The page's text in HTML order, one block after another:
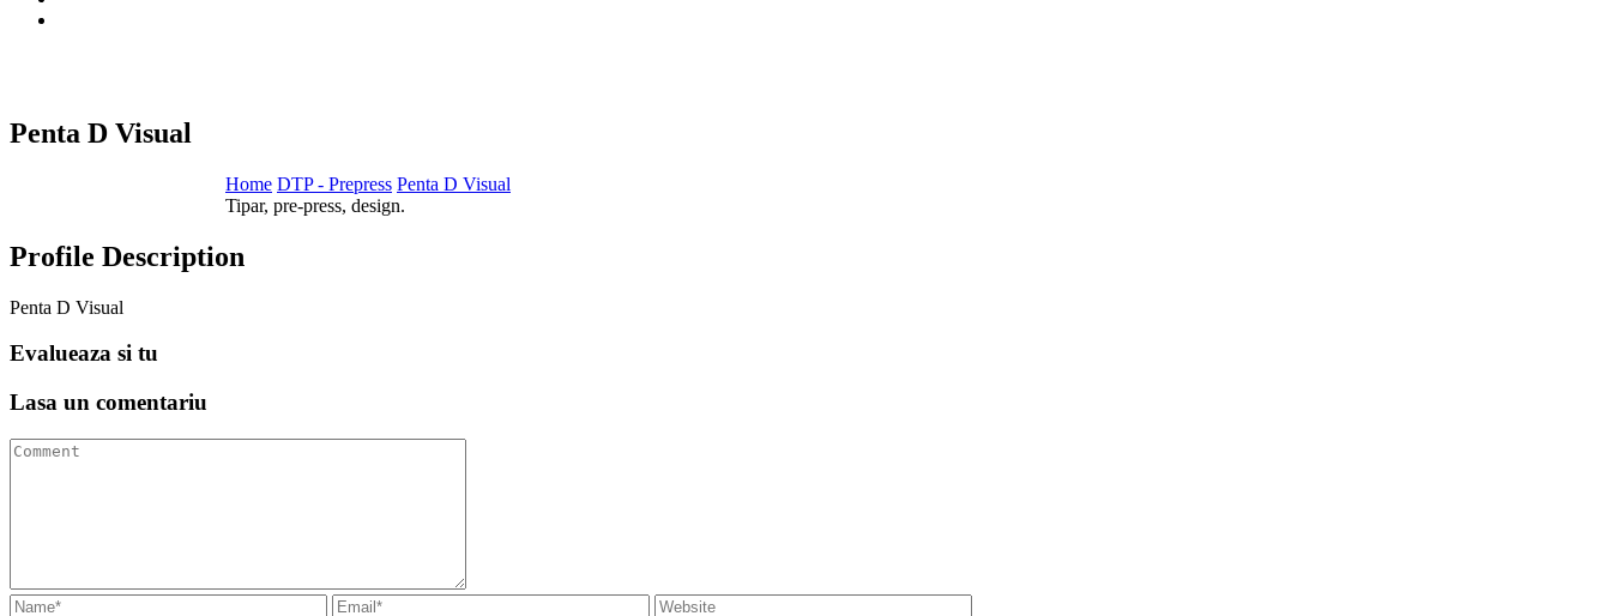
Penta D Visual
Home DTP - Prepress Penta D Visual
Tipar, pre-press, design.
Profile Description
Penta D Visual
Evalueaza si tu
Lasa un comentariu